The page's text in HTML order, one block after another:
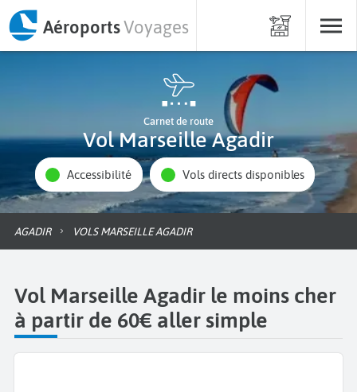
AéroportsVoyages
Carnet de route
Vol Marseille Agadir
Accessibilité Vols directs disponibles
AGADIR VOLS MARSEILLE AGADIR
Vol Marseille Agadir le moins cher
à partir de 60€ aller simple